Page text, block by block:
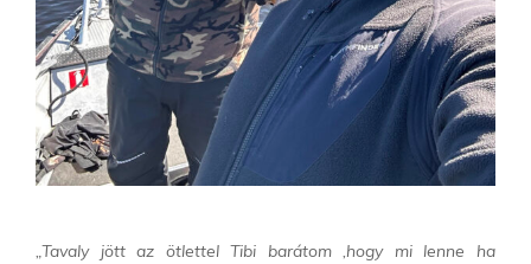
„Tavaly jött az ötlettel Tibi barátom ,hogy mi lenne ha